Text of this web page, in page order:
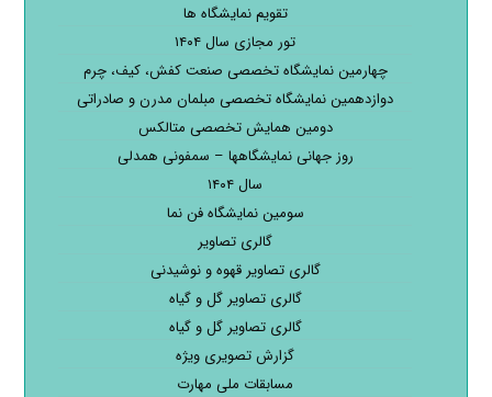
تقویم نمایشگاه ها
تور مجازی سال ۱۴۰۴
چهارمین نمایشگاه تخصصی صنعت کفش، کیف، چرم
دوازدهمین نمایشگاه تخصصی مبلمان مدرن و صادراتی
دومین همایش تخصصی متالکس
روز جهانی نمایشگاهها – سمفونی همدلی
سال ۱۴۰۴
سومین نمایشگاه فن نما
گالری تصاویر
گالری تصاویر قهوه و نوشیدنی
گالری تصاویر گل و گیاه
گالری تصاویر گل و گیاه
گزارش تصویری ویژه
مسابقات ملی مهارت